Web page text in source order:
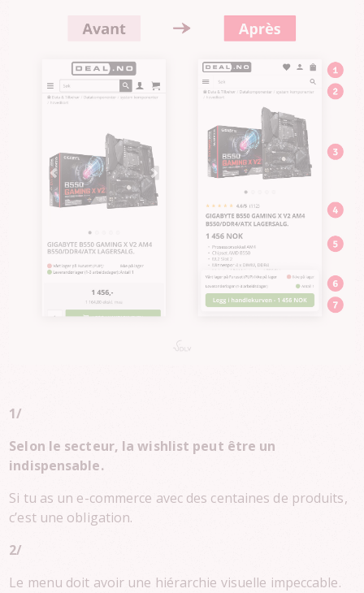
1/
Selon le secteur, la wishlist peut être un
indispensable.
Si tu as un e-commerce avec des centaines de produits,
c’est une obligation.
2/
Le menu doit avoir une hiérarchie visuelle impeccable.